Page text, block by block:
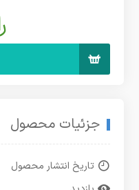
جزئیات محصول
تاریخ انتشار محصول